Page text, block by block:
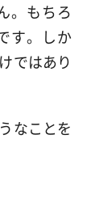
。もちろ
す。しか
ではあり
なことを